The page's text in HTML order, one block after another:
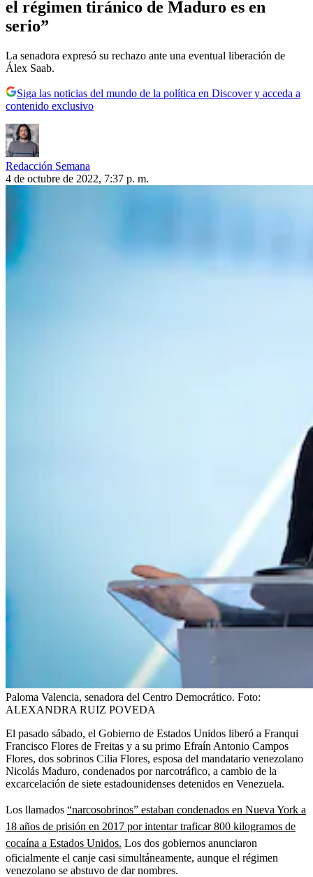
el régimen tiránico de Maduro es en
serio”
La senadora expresó su rechazo ante una eventual liberación de
Álex Saab.
Siga las noticias del mundo de la política en Discover y acceda a
contenido exclusivo
Redacción Semana
4 de octubre de 2022, 7:37 p. m.
Paloma Valencia, senadora del Centro Democrático. Foto:
ALEXANDRA RUIZ POVEDA
El pasado sábado, el Gobierno de Estados Unidos liberó a Franqui
Francisco Flores de Freitas y a su primo Efraín Antonio Campos
Flores, dos sobrinos Cilia Flores, esposa del mandatario venezolano
Nicolás Maduro, condenados por narcotráfico, a cambio de la
excarcelación de siete estadounidenses detenidos en Venezuela.
Los llamados “narcosobrinos” estaban condenados en Nueva York a
18 años de prisión en 2017 por intentar traficar 800 kilogramos de
cocaína a Estados Unidos. Los dos gobiernos anunciaron
oficialmente el canje casi simultáneamente, aunque el régimen
venezolano se abstuvo de dar nombres.